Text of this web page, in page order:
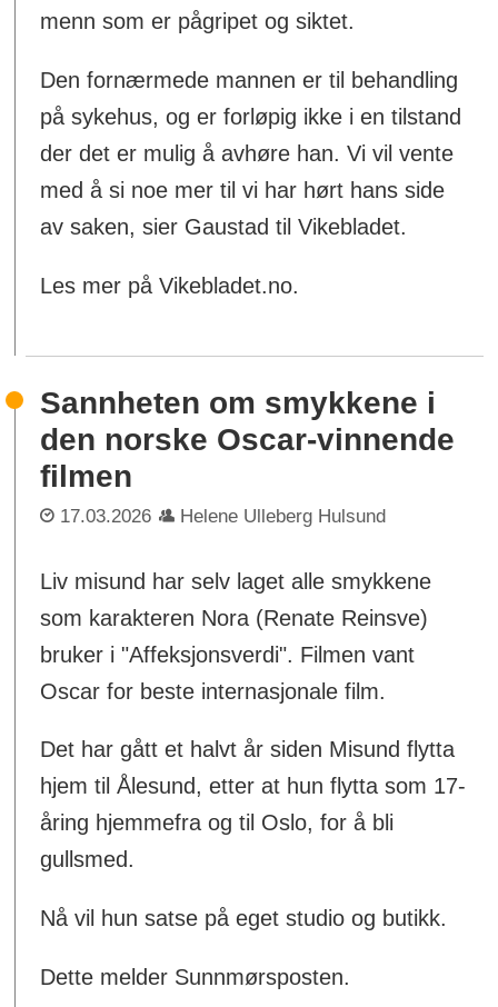
menn som er pågripet og siktet.
Den fornærmede mannen er til behandling
på sykehus, og er forløpig ikke i en tilstand
der det er mulig å avhøre han. Vi vil vente
med å si noe mer til vi har hørt hans side
av saken, sier Gaustad til Vikebladet.
Les mer på Vikebladet.no.
Sannheten om smykkene i
den norske Oscar-vinnende
filmen
17.03.2026 Helene Ulleberg Hulsund
Liv misund har selv laget alle smykkene
som karakteren Nora (Renate Reinsve)
bruker i "Affeksjonsverdi". Filmen vant
Oscar for beste internasjonale film.
Det har gått et halvt år siden Misund flytta
hjem til Ålesund, etter at hun flytta som 17-
åring hjemmefra og til Oslo, for å bli
gullsmed.
Nå vil hun satse på eget studio og butikk.
Dette melder Sunnmørsposten.